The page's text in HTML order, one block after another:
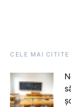
CELE MAI CITITE